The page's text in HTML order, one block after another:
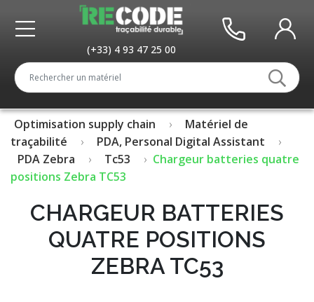
(+33) 4 93 47 25 00
Optimisation supply chain
Matériel de
traçabilité
PDA, Personal Digital Assistant
PDA Zebra
Tc53
Chargeur batteries quatre
positions Zebra TC53
CHARGEUR BATTERIES
QUATRE POSITIONS
ZEBRA TC53